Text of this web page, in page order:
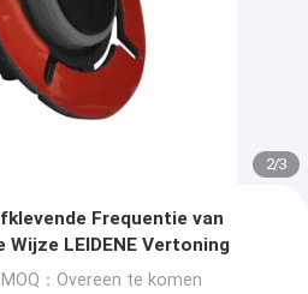
2/3
Frequentie van
Wijze LEIDENE Vertoning
MOQ：Overeen te komen